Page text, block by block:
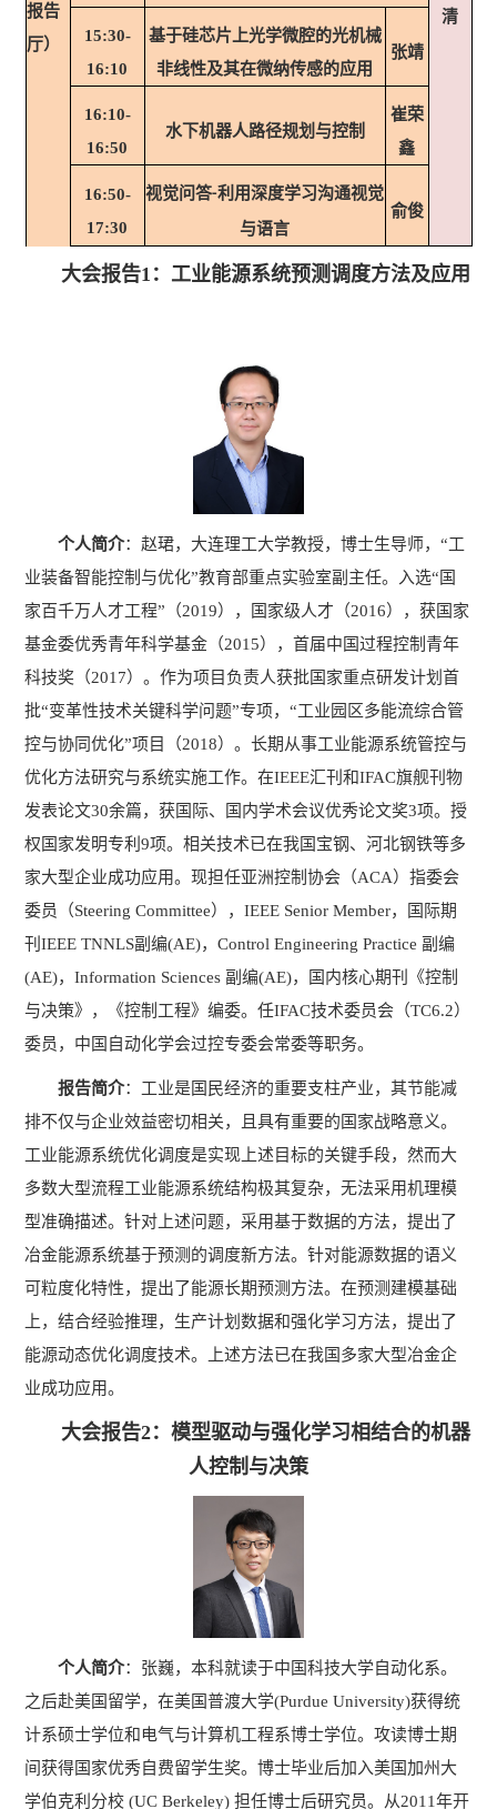
报告
厅）
清
15:30-
16:10
基于硅芯片上光学微腔的光机械
非线性及其在微纳传感的应用
张靖
16:10-
16:50
水下机器人路径规划与控制
崔荣
鑫
16:50-
17:30
视觉问答-利用深度学习沟通视觉
与语言
俞俊
大会报告1 ： 工业能源系统预测调度方法及应用
个人简介：赵珺，大连理工大学教授，博士生导师，“工
业装备智能控制与优化”教育部重点实验室副主任。入选“国
家百千万人才工程”（2019），国家级人才（2016），获国家
基金委优秀青年科学基金（2015），首届中国过程控制青年
科技奖（2017）。作为项目负责人获批国家重点研发计划首
批“变革性技术关键科学问题”专项，“工业园区多能流综合管
控与协同优化”项目（2018）。长期从事工业能源系统管控与
优化方法研究与系统实施工作。在IEEE汇刊和IFAC旗舰刊物
发表论文30余篇，获国际、国内学术会议优秀论文奖3项。授
权国家发明专利9项。相关技术已在我国宝钢、河北钢铁等多
家大型企业成功应用。现担任亚洲控制协会（ACA）指委会
委员（Steering Committee），IEEE Senior Member，国际期
刊IEEE TNNLS副编(AE)，Control Engineering Practice 副编
(AE)，Information Sciences 副编(AE)，国内核心期刊《控制
与决策》，《控制工程》编委。任IFAC技术委员会（TC6.2）
委员，中国自动化学会过控专委会常委等职务。
报告简介：工业是国民经济的重要支柱产业，其节能减
排不仅与企业效益密切相关，且具有重要的国家战略意义。
工业能源系统优化调度是实现上述目标的关键手段，然而大
多数大型流程工业能源系统结构极其复杂，无法采用机理模
型准确描述。针对上述问题，采用基于数据的方法，提出了
冶金能源系统基于预测的调度新方法。针对能源数据的语义
可粒度化特性，提出了能源长期预测方法。在预测建模基础
上，结合经验推理，生产计划数据和强化学习方法，提出了
能源动态优化调度技术。上述方法已在我国多家大型冶金企
业成功应用。
大会报告2：模型驱动与强化学习相结合的机器
人控制与决策
个人简介： 张巍，本科就读于中国科技大学自动化系。
之后赴美国留学，在美国普渡大学(Purdue University)获得统
计系硕士学位和电气与计算机工程系博士学位。攻读博士期
间获得国家优秀自费留学生奖。博士毕业后加入美国加州大
学伯克利分校(UC Berkeley)担任博士后研究员。从2011年开